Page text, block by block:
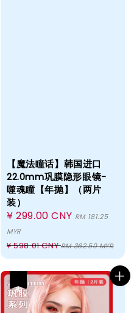
【魔法瞳话】韩国进口
22.0mm巩膜隐形眼镜-
噬魂瞳【年抛】（两片
装）
Sale
price
¥ 299.00 CNY RM 181.25
MYR
Regular
price
¥ 598.01 CNYRM 362.50 MYR